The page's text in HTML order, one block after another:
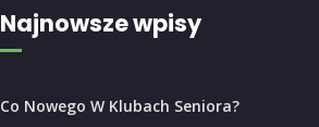
Najnowsze wpisy
Co Nowego W Klubach Seniora?